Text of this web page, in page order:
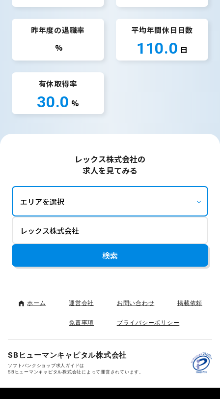
昨年度の退職率
%
平均年間休日日数
110.0 日
有休取得率
30.0 %
レックス株式会社の
求人を見てみる
ホーム 運営会社 お問い合わせ 掲載依頼
免責事項 プライバシーポリシー
SBヒューマンキャピタル株式会社
ソフトバンクショップ求人ガイドは
SBヒューマンキャピタル株式会社によって運営されています。